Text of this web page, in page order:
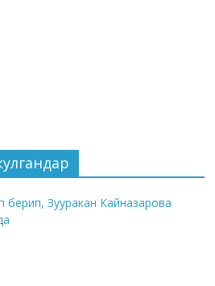
берип, Зууракан Кайназарова